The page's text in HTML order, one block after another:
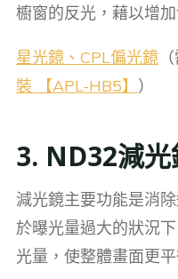
櫥窗的反光，藉以增加
星光鏡、CPL偏光鏡
裝 【APL-HB5】 ）
3. ND32減光
減光鏡主要功能是消
於曝光量過大的狀況
光量，使整體畫面更平